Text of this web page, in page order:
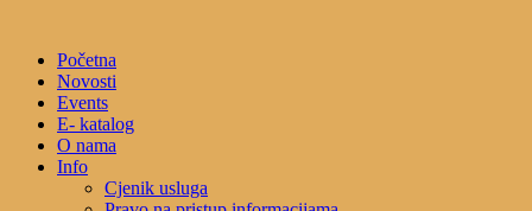
Početna
Novosti
Events
E- katalog
O nama
Info
Cjenik usluga